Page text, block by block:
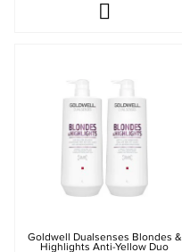
Goldwell Dualsenses Blondes &
Highlights Anti-Yellow Duo